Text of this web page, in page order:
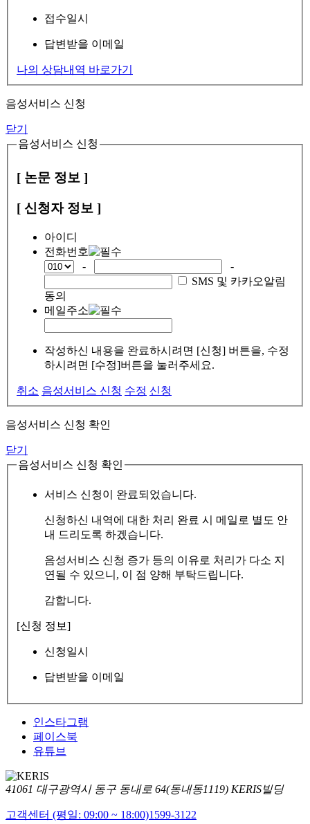
접수일시
답변받을 이메일
나의 상담내역 바로가기
음성서비스 신청
닫기
음성서비스 신청
[ 논문 정보 ]
[ 신청자 정보 ]
아이디
전화번호
-
-
SMS 및 카카오알림
동의
메일주소
작성하신 내용을 완료하시려면 [신청] 버튼을, 수정
하시려면 [수정]버튼을 눌러주세요.
취소 음성서비스 신청 수정 신청
음성서비스 신청 확인
닫기
음성서비스 신청 확인
서비스 신청이 완료되었습니다.
신청하신 내역에 대한 처리 완료 시 메일로 별도 안
내 드리도록 하겠습니다.
음성서비스 신청 증가 등의 이유로 처리가 다소 지
연될 수 있으니, 이 점 양해 부탁드립니다.
감합니다.
[신청 정보]
신청일시
답변받을 이메일
인스타그램
페이스북
유튜브
41061 대구광역시 동구 동내로 64(동내동1119) KERIS빌딩
고객센터 (평일: 09:00 ~ 18:00)1599-3122